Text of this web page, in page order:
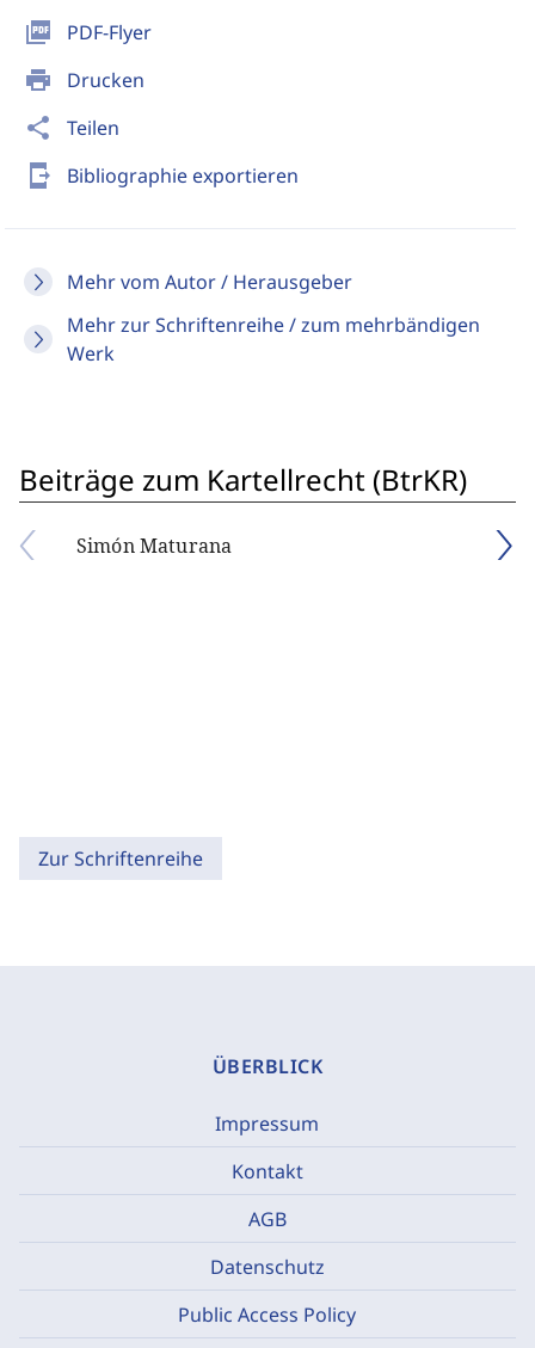
picture_as_pdf PDF-Flyer
print Drucken
share Teilen
send_to_mobile Bibliographie exportieren
Mehr vom Autor / Herausgeber
Mehr zur Schriftenreihe / zum mehrbändigen
Werk
Beiträge zum Kartellrecht (BtrKR)
Simón Maturana
Zur Schriftenreihe
ÜBERBLICK
Impressum
Kontakt
AGB
Datenschutz
Public Access Policy